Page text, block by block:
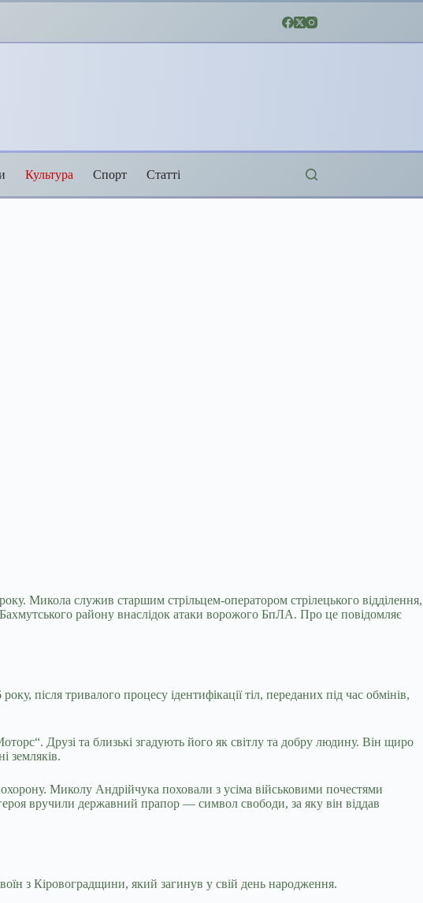
Культура Спорт Статті
Микола служив старшим стрільцем-оператором стрілецького відділення,
району внаслідок атаки ворожого БпЛА. Про це повідомляє
після тривалого процесу ідентифікації тіл, переданих під час обмінів,
Друзі та близькі згадують його як світлу та добру людину. Він щиро
земляків.
Миколу Андрійчука поховали з усіма військовими почестями
вручили державний прапор — символ свободи, за яку він віддав
з Кіровоградщини, який загинув у свій день народження.